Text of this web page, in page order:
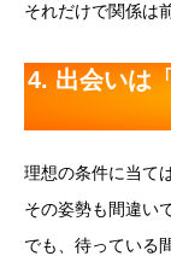
それだけで関係は
4. 出会いは
理想の条件に当て
その姿勢も間違い
でも、待っている